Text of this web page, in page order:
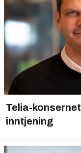
Telia-
inntjening